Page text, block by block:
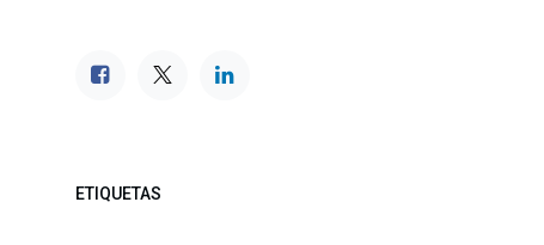
ETIQUETAS